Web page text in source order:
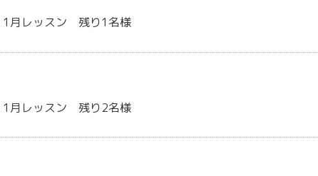
1月レッスン 残り1名様
1月レッスン 残り2名様